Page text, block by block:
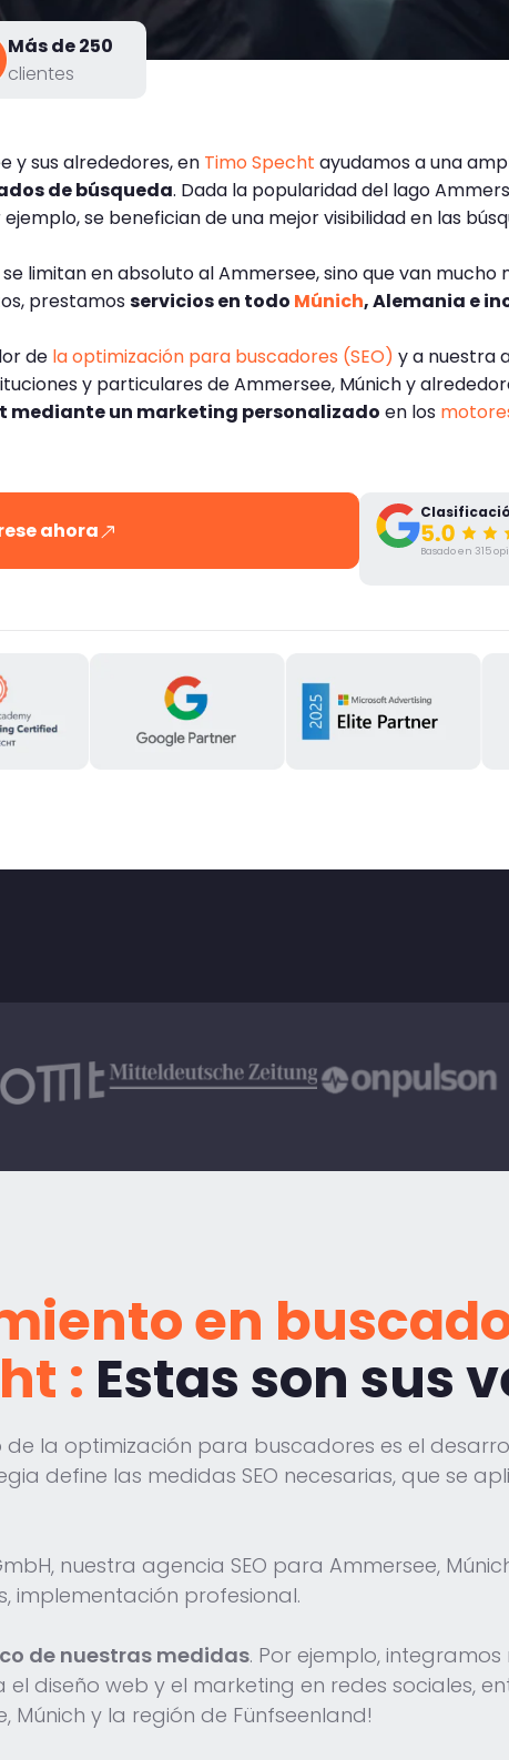
Más de 250
clientes
y sus alrededores, en Timo Specht ayudamos a una
de búsqueda. Dada la popularidad del lago
se benefician de una mejor visibilidad en las
limitan en absoluto al Ammersee, sino que van mucho
prestamos servicios en todo Múnich, Alemania e
de la optimización para buscadores (SEO) y a nuestra
y particulares de Ammersee, Múnich y
mediante un marketing personalizado en los
ahora
Basado en 315
en
: Estas son sus
la optimización para buscadores es el
define las medidas SEO necesarias, que se
nuestra agencia SEO para Ammersee,
implementación profesional.
de nuestras medidas. Por ejemplo,
diseño web y el marketing en redes sociales,
Múnich y la región de Fünfseenland!